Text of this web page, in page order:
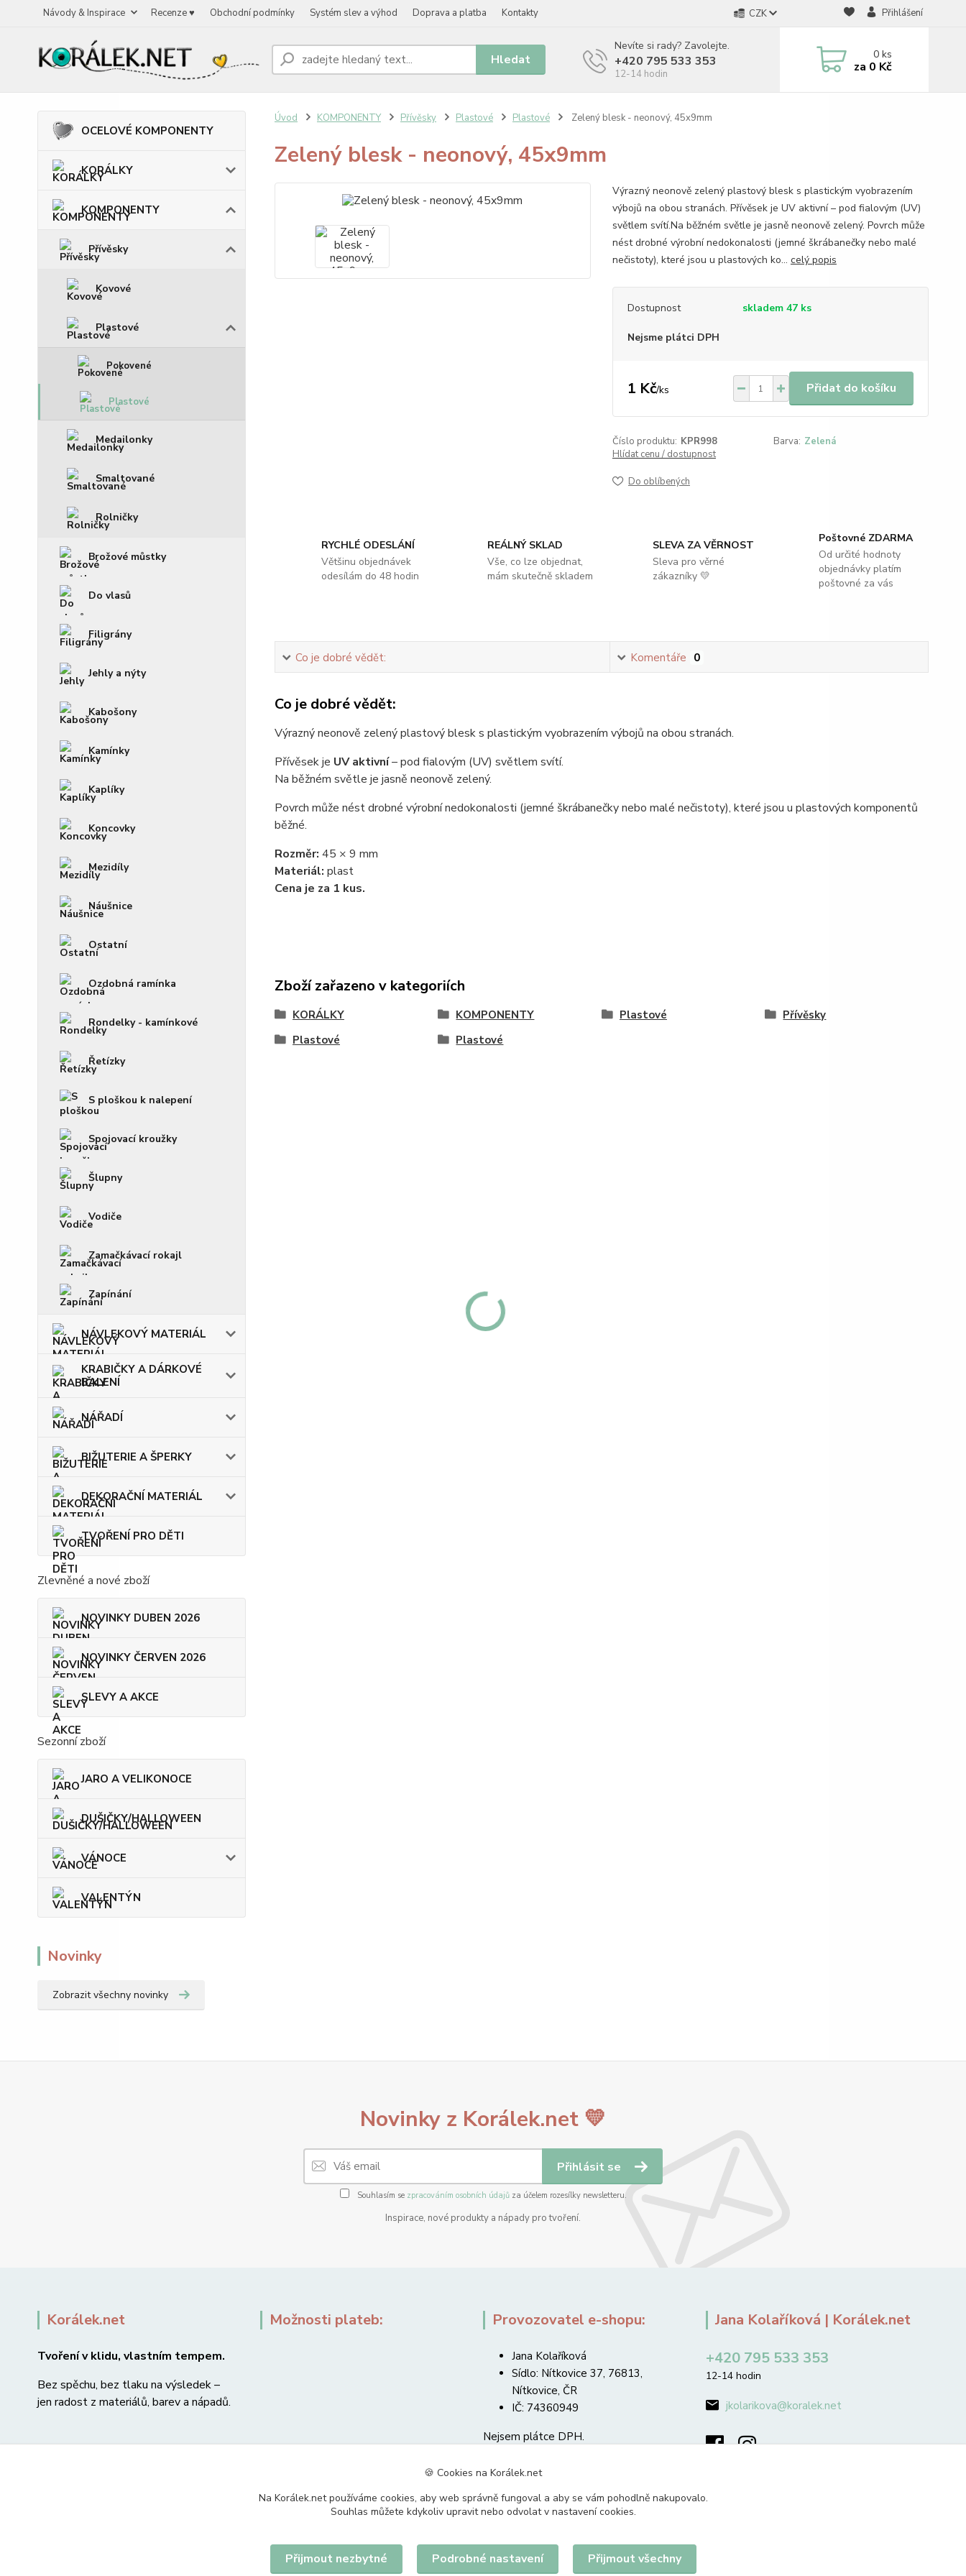
Návody & Inspirace Recenze ♥ Obchodní podmínky Systém slev a výhod Doprava a platba Kontakty CZK Přihlášení
Hledat
Nevíte si rady? Zavolejte.
+420 795 533 353
12-14 hodin
0ks
za 0 Kč
OCELOVÉ KOMPONENTY
KORÁLKY
KOMPONENTY
Přívěsky
Kovové
Plastové
Pokovené
Plastové
Medailonky
Smaltované
Rolničky
Brožové můstky
Do vlasů
Filigrány
Jehly a nýty
Kabošony
Kamínky
Kaplíky
Koncovky
Mezidíly
Náušnice
Ostatní
Ozdobná ramínka
Rondelky - kamínkové
Řetízky
S ploškou k nalepení
Spojovací kroužky
Šlupny
Vodiče
Zamačkávací rokajl
Zapínání
NÁVLEKOVÝ MATERIÁL
KRABIČKY A DÁRKOVÉ
BALENÍ
NÁŘADÍ
BIŽUTERIE A ŠPERKY
DEKORAČNÍ MATERIÁL
TVOŘENÍ PRO DĚTI
Zlevněné a nové zboží
NOVINKY DUBEN 2026
NOVINKY ČERVEN 2026
SLEVY A AKCE
Sezonní zboží
JARO A VELIKONOCE
DUŠIČKY/HALLOWEEN
VÁNOCE
VALENTÝN
Novinky
Zobrazit všechny novinky
Úvod KOMPONENTY Přívěsky Plastové Plastové Zelený blesk - neonový, 45x9mm
Zelený blesk - neonový, 45x9mm
Výrazný neonově zelený plastový blesk s plastickým vyobrazením
výbojů na obou stranách. Přívěsek je UV aktivní – pod fialovým (UV)
světlem svítí.Na běžném světle je jasně neonově zelený. Povrch může
nést drobné výrobní nedokonalosti (jemné škrábanečky nebo malé
nečistoty), které jsou u plastových ko... celý popis
Dostupnost skladem 47 ks
Nejsme plátci DPH
1 Kč/ks Přidat do košíku
Číslo produktu: KPR998 Barva: Zelená
Hlídat cenu / dostupnost
Do oblíbených
RYCHLÉ ODESLÁNÍ
Většinu objednávek
odesílám do 48 hodin
REÁLNÝ SKLAD
Vše, co lze objednat,
mám skutečně skladem
SLEVA ZA VĚRNOST
Sleva pro věrné
zákazníky 💛
Poštovné ZDARMA
Od určité hodnoty
objednávky platím
poštovné za vás
Co je dobré vědět: Komentáře 0
Co je dobré vědět:
Výrazný neonově zelený plastový blesk s plastickým vyobrazením výbojů na obou stranách.
Přívěsek je UV aktivní– pod fialovým (UV) světlem svítí.
Na běžném světle je jasně neonově zelený.
Povrch může nést drobné výrobní nedokonalosti (jemné škrábanečky nebo malé nečistoty), které jsou u plastových komponentů
běžné.
Rozměr: 45 × 9 mm
Materiál: plast
Cena je za 1 kus.
Zboží zařazeno v kategoriích
KORÁLKY KOMPONENTY Plastové
Přívěsky
Plastové
Plastové
Novinky z Korálek.net 💛
Přihlásit se
Souhlasím se zpracováním osobních údajůza účelem rozesílky newsletteru.
Inspirace, nové produkty a nápady pro tvoření.
Korálek.net
Tvoření v klidu, vlastním tempem.
Bez spěchu, bez tlaku na výsledek –
jen radost z materiálů, barev a nápadů.
Možnosti plateb: Provozovatel e-shopu:
Jana Kolaříková
Sídlo: Nítkovice 37, 76813,
Nítkovice, ČR
IČ: 74360949
Nejsem plátce DPH.
Jana Kolaříková | Korálek.net
+420 795 533 353
12-14 hodin
jkolarikova@koralek.net
🍪 Cookies na Korálek.net
Na Korálek.net používáme cookies, aby web správně fungoval a aby se vám pohodlně nakupovalo.
Souhlas můžete kdykoliv upravit nebo odvolat v nastavení cookies.
Přijmout nezbytné Podrobné nastavení Přijmout všechny